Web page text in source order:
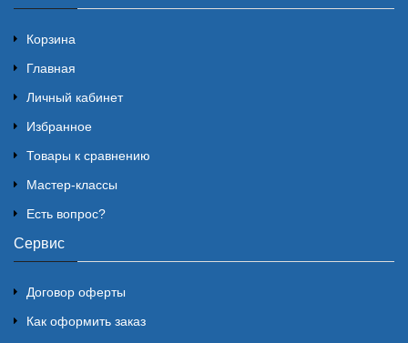
Корзина
Главная
Личный кабинет
Избранное
Товары к сравнению
Мастер-классы
Есть вопрос?
Сервис
Договор оферты
Как оформить заказ